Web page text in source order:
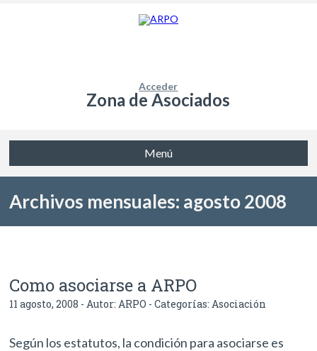
Acceder
Zona de Asociados
Menú
Archivos mensuales: agosto 2008
Como asociarse a ARPO
11 agosto, 2008 - Autor:ARPO - Categorías:Asociación
Según los estatutos, la condición para asociarse es